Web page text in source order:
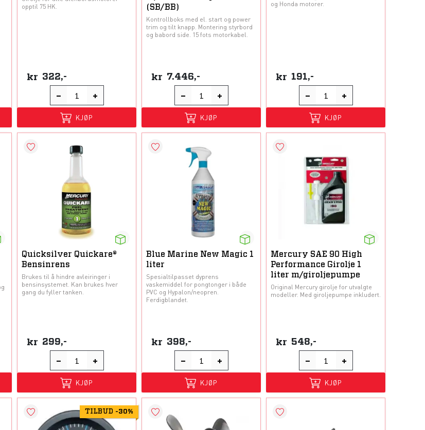
opptil 75 HK.
kr 322,-
KJØP
(SB/BB)
Kontrollboks med el. start og power
trim og tilt knapp. Montering styrbord
og babord side. 15 fots motorkabel.
kr 7.446,-
KJØP
og Honda motorer.
kr 191,-
KJØP
Quicksilver Quickare®
Bensinrens
Brukes til å hindre avleiringer i
bensinsystemet. Kan brukes hver
gang du fyller tanken.
kr 299,-
KJØP
Blue Marine New Magic 1
liter
Spesialtilpasset dyprens
vaskemiddel for pongtonger i både
PVC og Hypalon/neopren.
Ferdigblandet.
kr 398,-
KJØP
Mercury SAE 90 High
Performance Girolje 1
liter m/giroljepumpe
Original Mercury girolje for utvalgte
modeller. Med giroljepumpe inkludert.
kr 548,-
KJØP
TILBUD -30%